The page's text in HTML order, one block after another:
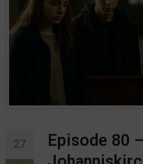
27
Episode 80